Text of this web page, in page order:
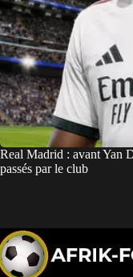
Real Madrid : avant Yan
passés par le club